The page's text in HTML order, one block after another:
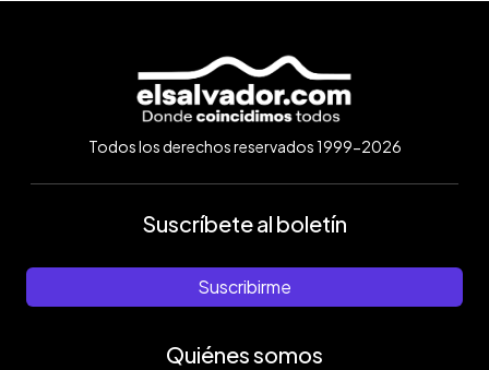
Todos los derechos reservados 1999-2026
Suscríbete al boletín
Suscribirme
Quiénes somos